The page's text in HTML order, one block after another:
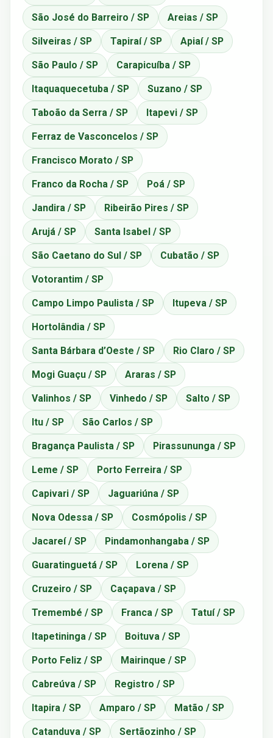
São José do Barreiro / SP Areias / SP
Silveiras / SP Tapiraí / SP Apiaí / SP
São Paulo / SP Carapicuíba / SP
Itaquaquecetuba / SP Suzano / SP
Taboão da Serra / SP Itapevi / SP
Ferraz de Vasconcelos / SP
Francisco Morato / SP
Franco da Rocha / SP Poá / SP
Jandira / SP Ribeirão Pires / SP
Arujá / SP Santa Isabel / SP
São Caetano do Sul / SP Cubatão / SP
Votorantim / SP
Campo Limpo Paulista / SP Itupeva / SP
Hortolândia / SP
Santa Bárbara d’Oeste / SP Rio Claro / SP
Mogi Guaçu / SP Araras / SP
Valinhos / SP Vinhedo / SP Salto / SP
Itu / SP São Carlos / SP
Bragança Paulista / SP Pirassununga / SP
Leme / SP Porto Ferreira / SP
Capivari / SP Jaguariúna / SP
Nova Odessa / SP Cosmópolis / SP
Jacareí / SP Pindamonhangaba / SP
Guaratinguetá / SP Lorena / SP
Cruzeiro / SP Caçapava / SP
Tremembé / SP Franca / SP Tatuí / SP
Itapetininga / SP Boituva / SP
Porto Feliz / SP Mairinque / SP
Cabreúva / SP Registro / SP
Itapira / SP Amparo / SP Matão / SP
Catanduva / SP Sertãozinho / SP